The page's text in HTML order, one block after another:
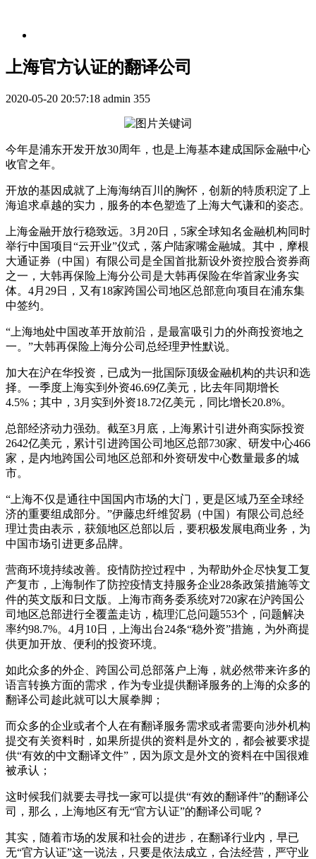
上海官方认证的翻译公司
2020-05-20 20:57:18 admin 355
今年是浦东开发开放30周年，也是上海基本建成国际金融中心
收官之年。
开放的基因成就了上海海纳百川的胸怀，创新的特质积淀了上
海追求卓越的实力，服务的本色塑造了上海大气谦和的姿态。
上海金融开放行稳致远。3月20日，5家全球知名金融机构同时
举行中国项目“云开业”仪式，落户陆家嘴金融城。其中，摩根
大通证券（中国）有限公司是全国首批新设外资控股合资券商
之一，大韩再保险上海分公司是大韩再保险在华首家业务实
体。4月29日，又有18家跨国公司地区总部意向项目在浦东集
中签约。
“上海地处中国改革开放前沿，是最富吸引力的外商投资地之
一。”大韩再保险上海分公司总经理尹性默说。
加大在沪在华投资，已成为一批国际顶级金融机构的共识和选
择。一季度上海实到外资46.69亿美元，比去年同期增长
4.5%；其中，3月实到外资18.72亿美元，同比增长20.8%。
总部经济动力强劲。截至3月底，上海累计引进外商实际投资
2642亿美元，累计引进跨国公司地区总部730家、研发中心466
家，是内地跨国公司地区总部和外资研发中心数量最多的城
市。
“上海不仅是通往中国国内市场的大门，更是区域乃至全球经
济的重要组成部分。”伊藤忠纤维贸易（中国）有限公司总经
理辻贵由表示，获颁地区总部以后，要积极发展电商业务，为
中国市场引进更多品牌。
营商环境持续改善。疫情防控过程中，为帮助外企尽快复工复
产复市，上海制作了防控疫情支持服务企业28条政策措施等文
件的英文版和日文版。上海市商务委系统对720家在沪跨国公
司地区总部进行全覆盖走访，梳理汇总问题553个，问题解决
率约98.7%。4月10日，上海出台24条“稳外资”措施，为外商提
供更加开放、便利的投资环境。
如此众多的外企、跨国公司总部落户上海，就必然带来许多的
语言转换方面的需求，作为专业提供翻译服务的上海的众多的
翻译公司趁此就可以大展拳脚；
而众多的企业或者个人在有翻译服务需求或者需要向涉外机构
提交有关资料时，如果所提供的资料是外文的，都会被要求提
供“有效的中文翻译文件”，因为原文是外文的资料在中国很难
被承认；
这时候我们就要去寻找一家可以提供“有效的翻译件”的翻译公
司，那么，上海地区有无“官方认证”的翻译公司呢？
其实，随着市场的发展和社会的进步，在翻译行业内，早已
无“官方认证”这一说法，只要是依法成立，合法经营，严守业